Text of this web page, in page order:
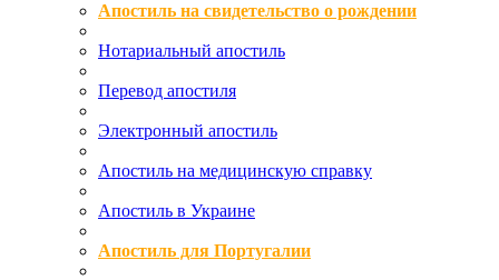
Апостиль на свидетельство о рождении
Нотариальный апостиль
Перевод апостиля
Электронный апостиль
Апостиль на медицинскую справку
Апостиль в Украине
Апостиль для Португалии